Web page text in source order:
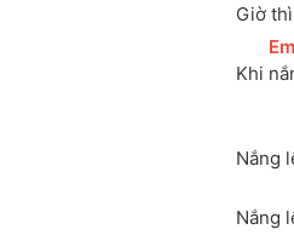
Giờ thì
Khi
[Em
Nắng
Nắng